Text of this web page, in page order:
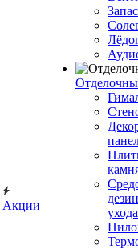
Акции
ухода